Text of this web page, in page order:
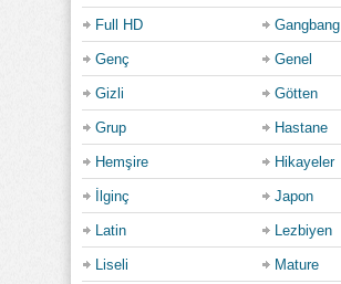
Full HD Gangbang
Genç Genel
Gizli Götten
Grup Hastane
Hemşire Hikayeler
İlginç Japon
Latin Lezbiyen
Liseli Mature